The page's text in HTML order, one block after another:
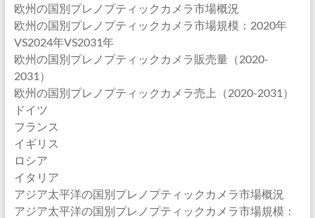
欧州の国別プレノプティックカメラ市場概況
欧州の国別プレノプティックカメラ市場規模：2020年
VS2024年VS2031年
欧州の国別プレノプティックカメラ販売量（2020-
2031）
欧州の国別プレノプティックカメラ売上（2020-2031）
ドイツ
フランス
イギリス
ロシア
イタリア
アジア太平洋の国別プレノプティックカメラ市場概況
アジア太平洋の国別プレノプティックカメラ市場規模：